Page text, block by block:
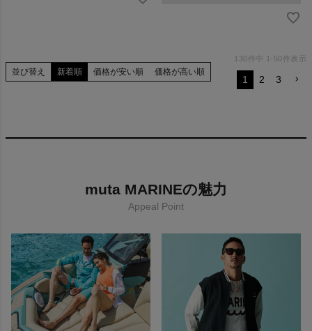
並び替え 新着順 価格が安い順 価格が高い順
130 件中 1 - 50 件表示
1 2 3
muta MARINEの魅力
Appeal Point